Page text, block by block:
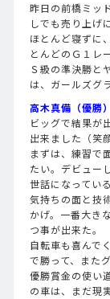
昨日の前橋ミッ
しでも売り上げ
ほとんど寝ずに
とんどのＧ１レ
Ｓ級の準決勝と
は、ガールズグ
高木真備（優勝）
ビッグで結果が
出来ました（笑
まずは、練習で
たい。デビュー
世話になっている
気持ちの面と技
かげ。一番大き
つ事が出来た。
自転車も喜んで
で勝って、また
優勝賞金の使い
の車は、まだ現